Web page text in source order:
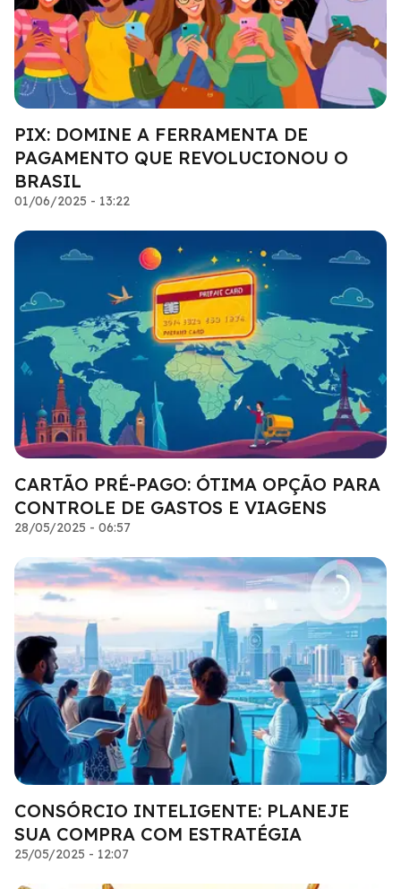
PIX: DOMINE A FERRAMENTA DE
PAGAMENTO QUE REVOLUCIONOU O
BRASIL
01/06/2025 - 13:22
CARTÃO PRÉ-PAGO: ÓTIMA OPÇÃO PARA
CONTROLE DE GASTOS E VIAGENS
28/05/2025 - 06:57
CONSÓRCIO INTELIGENTE: PLANEJE
SUA COMPRA COM ESTRATÉGIA
25/05/2025 - 12:07